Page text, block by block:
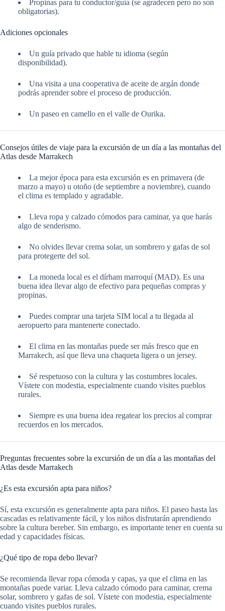
Propinas para tu conductor/guía (se agradecen pero no son
obligatorias).
Adiciones opcionales
Un guía privado que hable tu idioma (según
disponibilidad).
Una visita a una cooperativa de aceite de argán donde
podrás aprender sobre el proceso de producción.
Un paseo en camello en el valle de Ourika.
Consejos útiles de viaje para la excursión de un día a las montañas del
Atlas desde Marrakech
La mejor época para esta excursión es en primavera (de
marzo a mayo) u otoño (de septiembre a noviembre), cuando
el clima es templado y agradable.
Lleva ropa y calzado cómodos para caminar, ya que harás
algo de senderismo.
No olvides llevar crema solar, un sombrero y gafas de sol
para protegerte del sol.
La moneda local es el dírham marroquí (MAD). Es una
buena idea llevar algo de efectivo para pequeñas compras y
propinas.
Puedes comprar una tarjeta SIM local a tu llegada al
aeropuerto para mantenerte conectado.
El clima en las montañas puede ser más fresco que en
Marrakech, así que lleva una chaqueta ligera o un jersey.
Sé respetuoso con la cultura y las costumbres locales.
Vístete con modestia, especialmente cuando visites pueblos
rurales.
Siempre es una buena idea regatear los precios al comprar
recuerdos en los mercados.
Preguntas frecuentes sobre la excursión de un día a las montañas del
Atlas desde Marrakech
¿Es esta excursión apta para niños?
Sí, esta excursión es generalmente apta para niños. El paseo hasta las
cascadas es relativamente fácil, y los niños disfrutarán aprendiendo
sobre la cultura bereber. Sin embargo, es importante tener en cuenta su
edad y capacidades físicas.
¿Qué tipo de ropa debo llevar?
Se recomienda llevar ropa cómoda y capas, ya que el clima en las
montañas puede variar. Lleva calzado cómodo para caminar, crema
solar, sombrero y gafas de sol. Vístete con modestia, especialmente
cuando visites pueblos rurales.